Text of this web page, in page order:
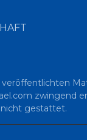
gestattet.